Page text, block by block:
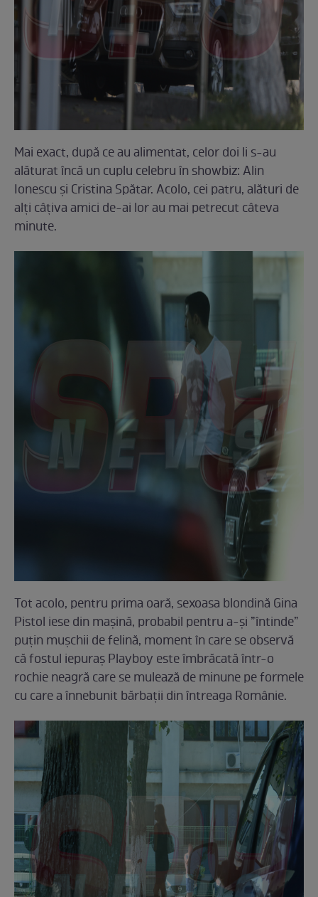
Mai exact, după ce au alimentat, celor doi li s-au
alăturat încă un cuplu celebru în showbiz: Alin
Ionescu și Cristina Spătar. Acolo, cei patru, alături de
alți câțiva amici de-ai lor au mai petrecut câteva
minute.
Tot acolo, pentru prima oară, sexoasa blondină Gina
Pistol iese din mașină, probabil pentru a-și ”întinde”
puțin mușchii de felină, moment în care se observă
că fostul iepuraș Playboy este îmbrăcată într-o
rochie neagră care se mulează de minune pe formele
cu care a înnebunit bărbații din întreaga Românie.